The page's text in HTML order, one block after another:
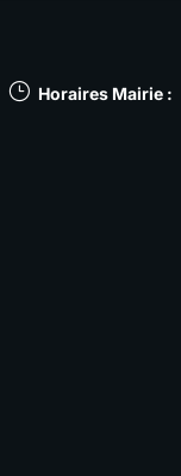
} Horaires Mairie :